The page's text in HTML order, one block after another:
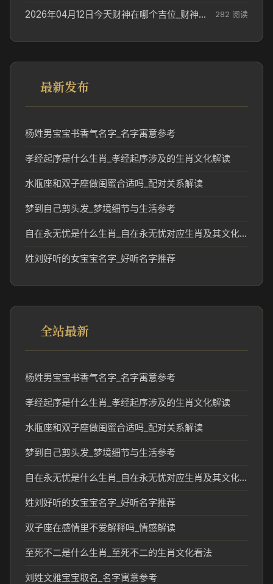
2026年04月12日今天财神在哪个吉位_财神方位参考 282 阅读
最新发布
杨姓男宝宝书香气名字_名字寓意参考
孝经起序是什么生肖_孝经起序涉及的生肖文化解读
水瓶座和双子座做闺蜜合适吗_配对关系解读
梦到自己剪头发_梦境细节与生活参考
自在永无忧是什么生肖_自在永无忧对应生肖及其文化含义解析
姓刘好听的女宝宝名字_好听名字推荐
全站最新
杨姓男宝宝书香气名字_名字寓意参考
孝经起序是什么生肖_孝经起序涉及的生肖文化解读
水瓶座和双子座做闺蜜合适吗_配对关系解读
梦到自己剪头发_梦境细节与生活参考
自在永无忧是什么生肖_自在永无忧对应生肖及其文化含义解析
姓刘好听的女宝宝名字_好听名字推荐
双子座在感情里不爱解释吗_情感解读
至死不二是什么生肖_至死不二的生肖文化看法
刘姓文雅宝宝取名_名字寓意参考